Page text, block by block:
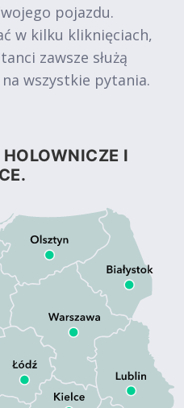
pojazdu.
w kilku kliknięciach,
zawsze służą
wszystkie pytania.
I